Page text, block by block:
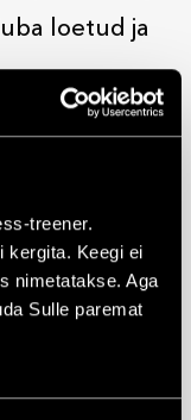
treener.
kergita. Keegi ei
nimetatakse. Aga
Sulle paremat
loetud ja
ja
natuke
võtad